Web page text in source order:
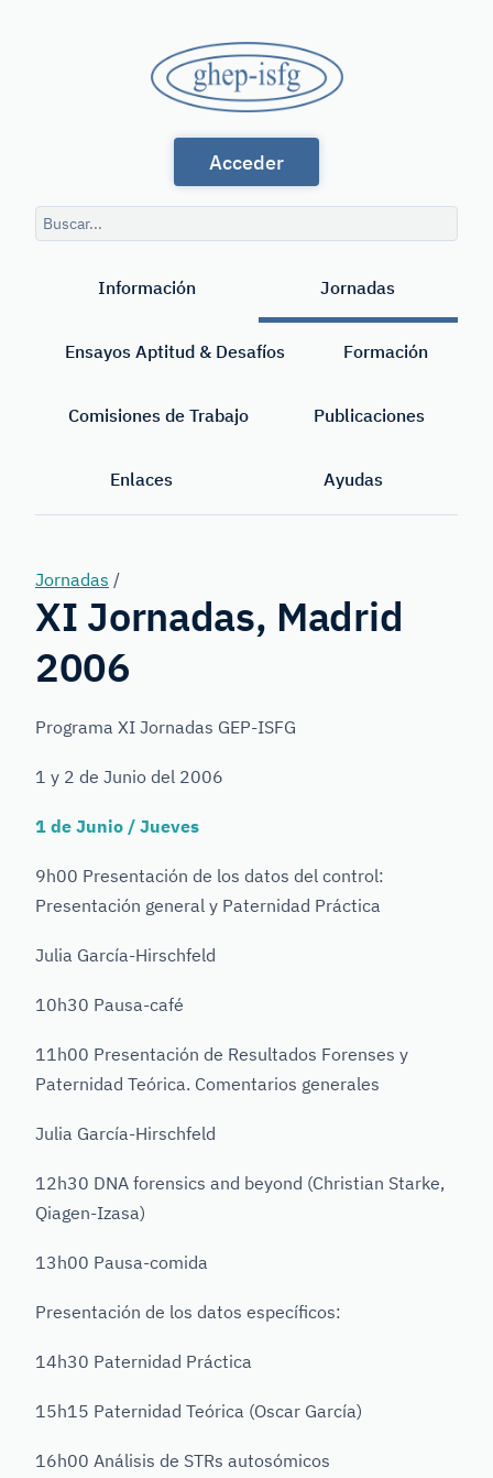
GHEP
-
ISFG
Habla
Española
International
Forensic
Acceder
Consulta
de
Información Jornadas
Ensayos Aptitud & Desafíos Formación
Comisiones de Trabajo Publicaciones
Enlaces Ayudas
Jornadas /
XI Jornadas, Madrid
2006
Programa XI Jornadas GEP-ISFG
1 y 2 de Junio del 2006
1 de Junio / Jueves
9h00 Presentación de los datos del control:
Presentación general y Paternidad Práctica
Julia García-Hirschfeld
10h30 Pausa-café
11h00 Presentación de Resultados Forenses y
Paternidad Teórica. Comentarios generales
Julia García-Hirschfeld
12h30 DNA forensics and beyond (Christian Starke,
Qiagen-Izasa)
13h00 Pausa-comida
Presentación de los datos específicos:
14h30 Paternidad Práctica
15h15 Paternidad Teórica (Oscar García)
16h00 Análisis de STRs autosómicos